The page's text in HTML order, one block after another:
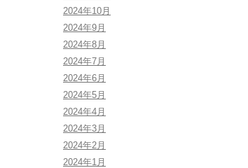
2024年10月
2024年9月
2024年8月
2024年7月
2024年6月
2024年5月
2024年4月
2024年3月
2024年2月
2024年1月